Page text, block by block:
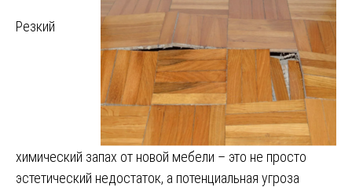
Резкий
химический запах от новой мебели – это не просто
эстетический недостаток, а потенциальная угроза